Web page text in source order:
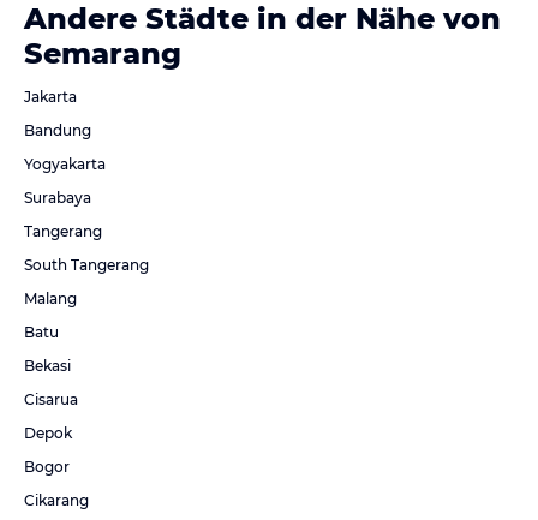
Andere Städte in der Nähe von
Semarang
Jakarta
Bandung
Yogyakarta
Surabaya
Tangerang
South Tangerang
Malang
Batu
Bekasi
Cisarua
Depok
Bogor
Cikarang